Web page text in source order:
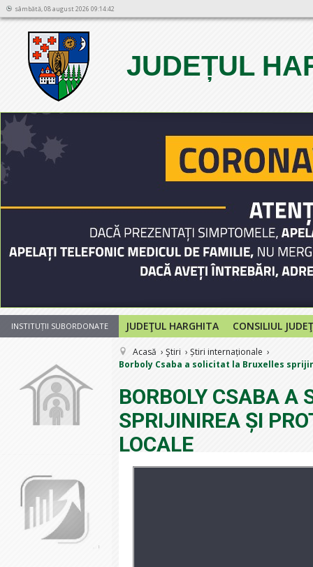
sâmbătă, 08 august 2026 09:14:42
JUDEȚUL
12
INSTITUȚII SUBORDONATE JUDEŢUL HARGHITA CONSILIUL
Acasă Ştiri
Știri internaționale
Borboly Csaba a solicitat la Bruxelles
BORBOLY CSABA A
SPRIJINIREA ȘI
LOCALE